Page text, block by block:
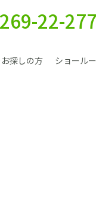
22-
探しの方 ショール